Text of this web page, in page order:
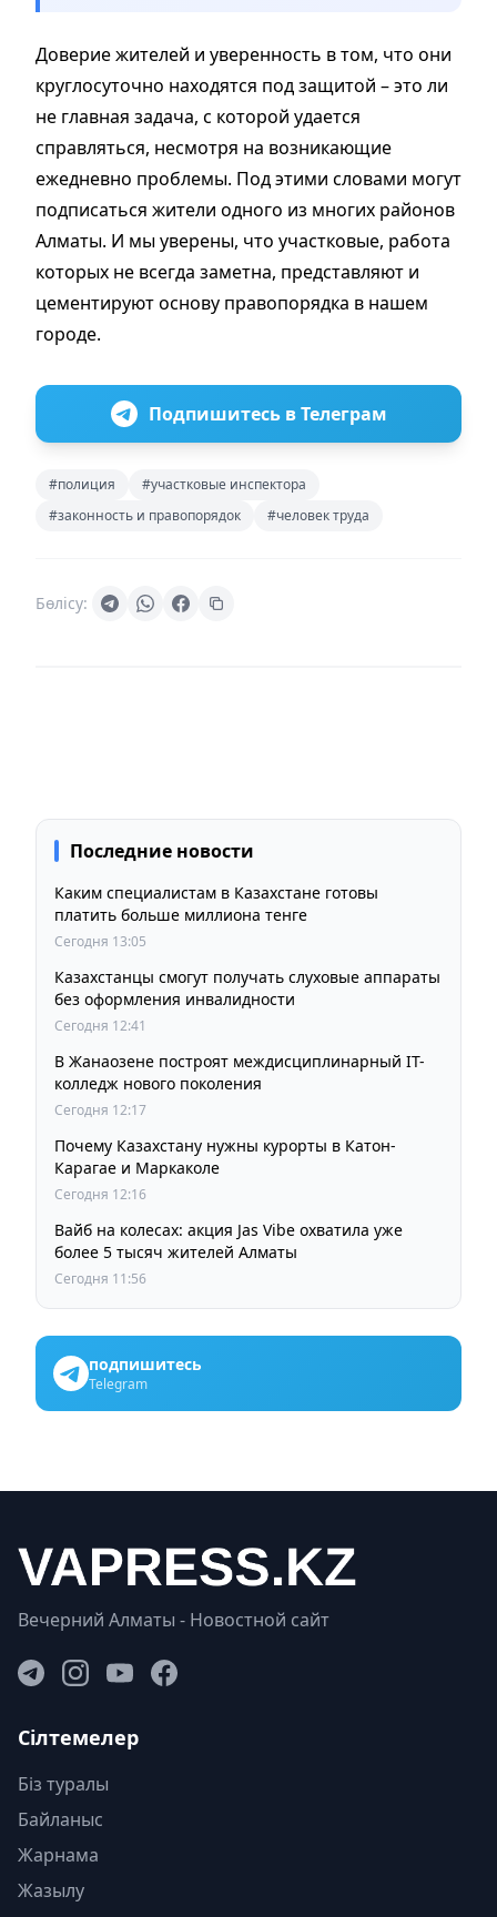
Доверие жителей и уверенность в том, что они
круглосуточно находятся под защитой – это ли
не главная задача, с которой удается
справляться, несмотря на возникающие
ежедневно проблемы. Под этими словами могут
подписаться жители одного из многих районов
Алматы. И мы уверены, что участковые, работа
которых не всегда заметна, представляют и
цементируют основу правопорядка в нашем
городе.
Подпишитесь в Телеграм
#полиция
#участковые инспектора
#законность и правопорядок
#человек труда
Бөлісу:
Последние новости
Каким специалистам в Казахстане готовы
платить больше миллиона тенге
Сегодня 13:05
Казахстанцы смогут получать слуховые аппараты
без оформления инвалидности
Сегодня 12:41
В Жанаозене построят междисциплинарный IT-
колледж нового поколения
Сегодня 12:17
Почему Казахстану нужны курорты в Катон-
Карагае и Маркаколе
Сегодня 12:16
Вайб на колесах: акция Jas Vibe охватила уже
более 5 тысяч жителей Алматы
Сегодня 11:56
подпишитесь
Telegram
Вечерний Алматы - Новостной сайт
Сілтемелер
Біз туралы
Байланыс
Жарнама
Жазылу